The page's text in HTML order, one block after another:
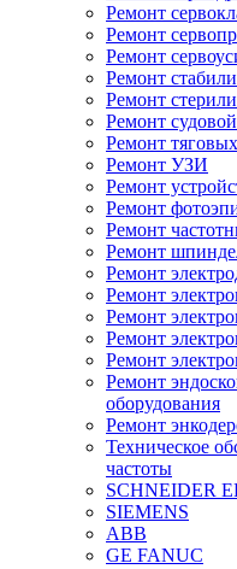
Ремонт
Ремонт
Ремонт
Ремонт
Ремонт
Ремонт
Ремонт
Ремонт УЗИ
Ремонт
Ремонт
Ремонт
Ремонт
Ремонт
Ремонт
Ремонт
Ремонт
Ремонт
Ремонт
оборудования
Ремонт
Техническое
частоты
SCHNEIDER
SIEMENS
ABB
GE FANUC